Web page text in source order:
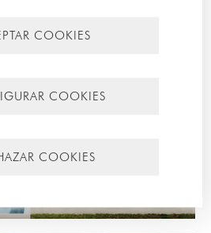
COOKIES
COOKIES
COOKIES